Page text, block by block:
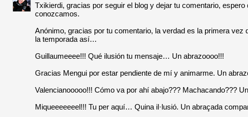
Txikierdi, gracias por seguir el blog y dejar tu comentario,
conozcamos.
Anónimo, gracias por tu comentario, la verdad es la primera
la temporada así…
Guillaumeeee!!! Qué ilusión tu mensaje… Un abrazoooo!!!
Gracias Mengui por estar pendiente de mí y animarme. Un
Valencianooooo!!! Cómo va por ahí abajo??? Machacando???
Miqueeeeeeel!!! Tu per aquí… Quina il·lusió. Un abraçada